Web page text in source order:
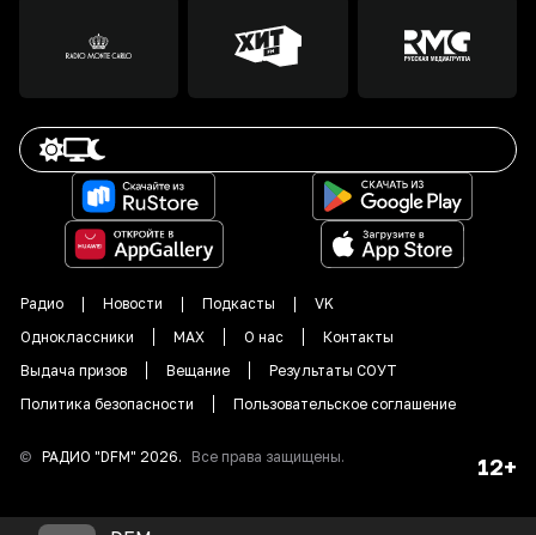
Радио Новости Подкасты
VK
Одноклассники
MAX О нас
Контакты
Выдача призов
Вещание
Результаты СОУТ
Политика безопасности
Пользовательское соглашение
© РАДИО "DFM" 2026. Все права защищены. 12+